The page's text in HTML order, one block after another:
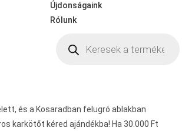
Újdonságaink
Rólunk
és a Kosaradban felugró ablakban
karkötőt kéred ajándékba! Ha 30.000 Ft